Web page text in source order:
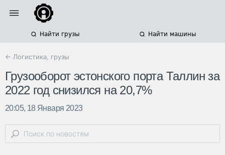
Найти грузы Найти машины
← Логистика, грузы
Грузооборот эстонского порта Таллин за
2022 год снизился на 20,7%
20:05, 18 Января 2023